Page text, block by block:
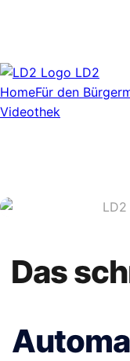
LD2
HomeFür den
Videothek
Das